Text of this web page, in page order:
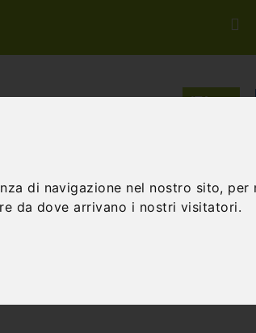
di navigazione nel nostro sito,
da dove arrivano i nostri visitatori.
INCENTIVE E TEAM BUILDING GIFT